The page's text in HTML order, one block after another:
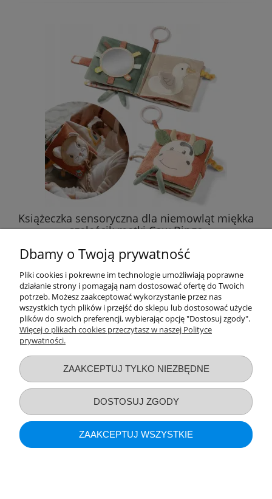
Książeczka sensoryczna dla niemowląt miękka
szeleścik metki Cow Bingo
55,89 zł
DO KOSZYKA
Informacje o sklepie
Dbamy o Twoją prywatność
Pliki cookies i pokrewne im technologie umożliwiają poprawne
działanie strony i pomagają nam dostosować ofertę do Twoich
potrzeb. Możesz zaakceptować wykorzystanie przez nas
wszystkich tych plików i przejść do sklepu lub dostosować użycie
plików do swoich preferencji, wybierając opcję "Dostosuj zgody".
Więcej o plikach cookies przeczytasz w naszej Polityce
prywatności.
ZAAKCEPTUJ TYLKO NIEZBĘDNE
DOSTOSUJ ZGODY
ZAAKCEPTUJ WSZYSTKIE